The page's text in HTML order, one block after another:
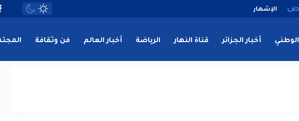
الإشهار
الوطني أخبار الجزائر قناة النهار الرياضة أخبار العالم فن وثقافة